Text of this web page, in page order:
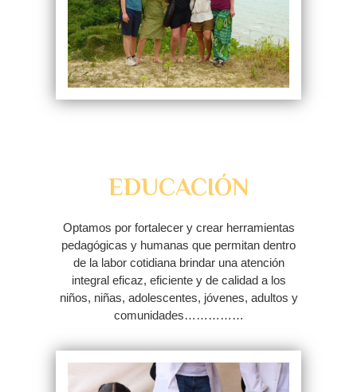
EDUCACIÓN
Optamos por fortalecer y crear herramientas
pedagógicas y humanas que permitan dentro
de la labor cotidiana brindar una atención
integral eficaz, eficiente y de calidad a los
niños, niñas, adolescentes, jóvenes, adultos y
comunidades……………